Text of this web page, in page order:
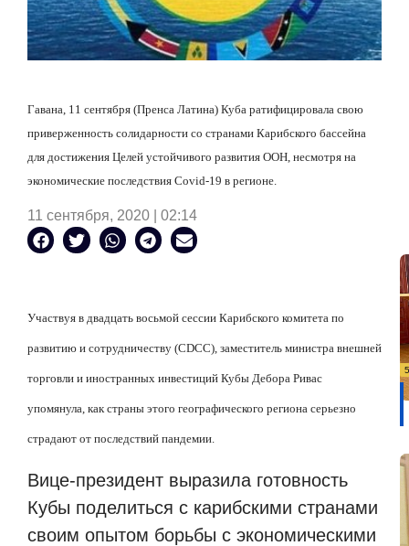
Гавана, 11 сентября (Пренса Латина) Куба ратифицировала свою
приверженность солидарности со странами Карибского бассейна
для достижения Целей устойчивого развития ООН, несмотря на
экономические последствия Covid-19 в регионе.
11 сентября, 2020 | 02:14
Участвуя в двадцать восьмой сессии Карибского комитета по
развитию и сотрудничеству (CDCC), заместитель министра внешней
торговли и иностранных инвестиций Кубы Дебора Ривас
упомянула, как страны этого географического региона серьезно
страдают от последствий пандемии.
Вице-президент выразила готовность
Кубы поделиться с карибскими странами
своим опытом борьбы с экономическими